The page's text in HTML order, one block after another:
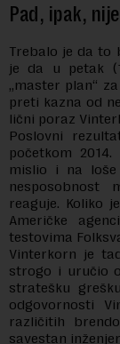
Pad, ipak,
Trebalo je da to
je da u petak
„master plan“
preti kazna od
lični poraz
Poslovni
početkom
mislio i na
nesposobnost
reaguje. Koliko
Američke
testovima
Vinterkorn je
strogo i uručio
stratešku
odgovornosti
različitih
savestan